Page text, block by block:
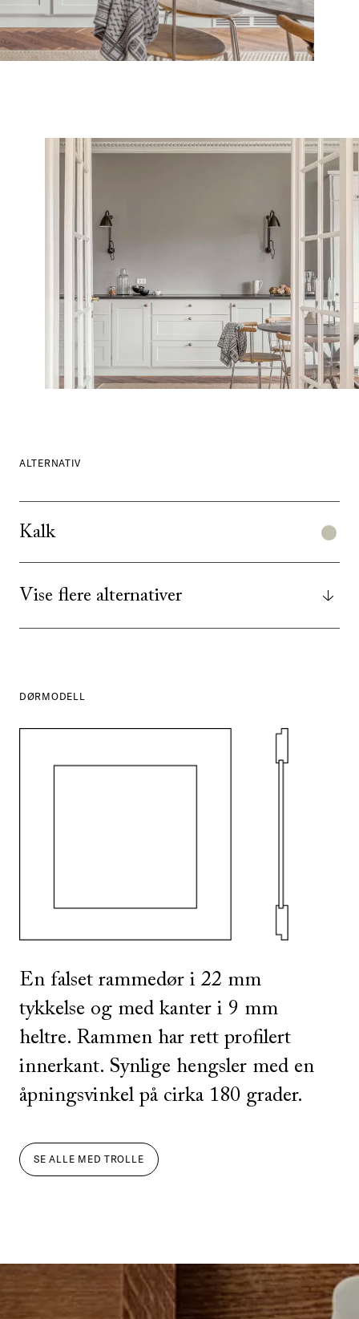
ALTERNATIV
Kalk
Vise flere alternativer
DØRMODELL
En falset rammedør i 22 mm
tykkelse og med kanter i 9 mm
heltre. Rammen har rett profilert
innerkant. Synlige hengsler med en
åpningsvinkel på cirka 180 grader.
SE ALLE MED TROLLE